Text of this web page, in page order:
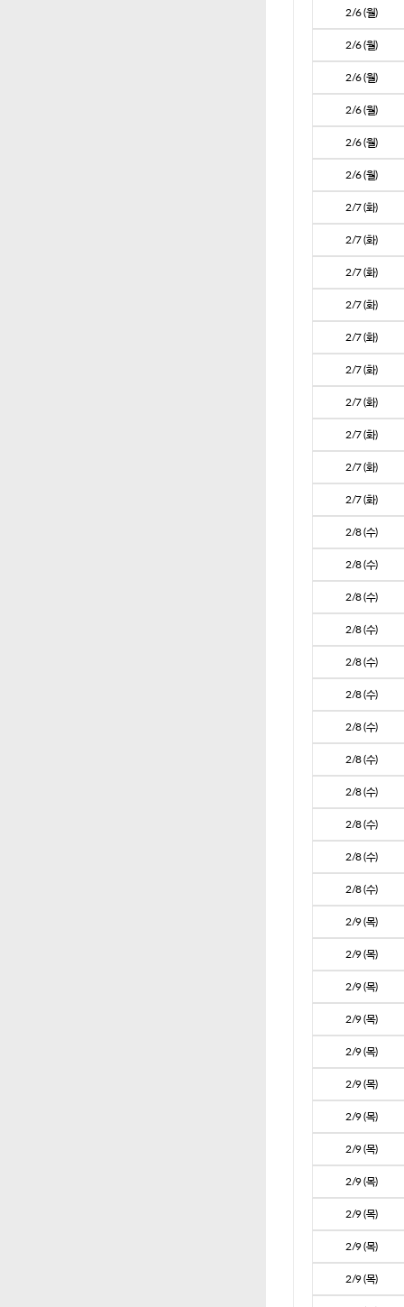
2/6 (월)
2/6 (월)
2/6 (월)
2/6 (월)
2/6 (월)
2/6 (월)
2/7 (화)
2/7 (화)
2/7 (화)
2/7 (화)
2/7 (화)
2/7 (화)
2/7 (화)
2/7 (화)
2/7 (화)
2/7 (화)
2/8 (수)
2/8 (수)
2/8 (수)
2/8 (수)
2/8 (수)
2/8 (수)
2/8 (수)
2/8 (수)
2/8 (수)
2/8 (수)
2/8 (수)
2/8 (수)
2/9 (목)
2/9 (목)
2/9 (목)
2/9 (목)
2/9 (목)
2/9 (목)
2/9 (목)
2/9 (목)
2/9 (목)
2/9 (목)
2/9 (목)
2/9 (목)